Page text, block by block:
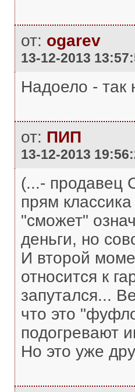
от: ogarev
13-12-2013
Надоело - так
от: ПИП
13-12-2013
(...- продавец
прям
"сможет"
деньги, но
И второй
относится к
запутался...
что это
подогревают
Но это уже